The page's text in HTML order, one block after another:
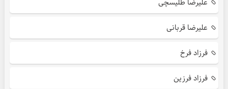
علیرضا طلیسچی
علیرضا قربانی
فرزاد فرخ
فرزاد فرزین